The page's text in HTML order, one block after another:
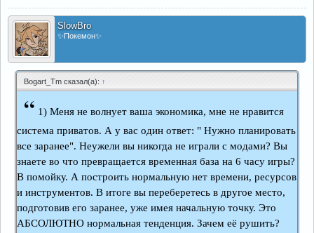
SlowBro
✨Покемон✨
Bogart_Tm сказал(а): ↑
“ 1) Меня не волнует ваша экономика, мне не нравится
система приватов. А у вас один ответ: " Нужно планировать
все заранее". Неужели вы никогда не играли с модами? Вы
знаете во что превращается временная база на 6 часу игры?
В помойку. А построить нормальную нет времени, ресурсов
и инструментов. В итоге вы переберетесь в другое место,
подготовив его заранее, уже имея начальную точку. Это
АБСОЛЮТНО нормальная тенденция. Зачем её рушить?